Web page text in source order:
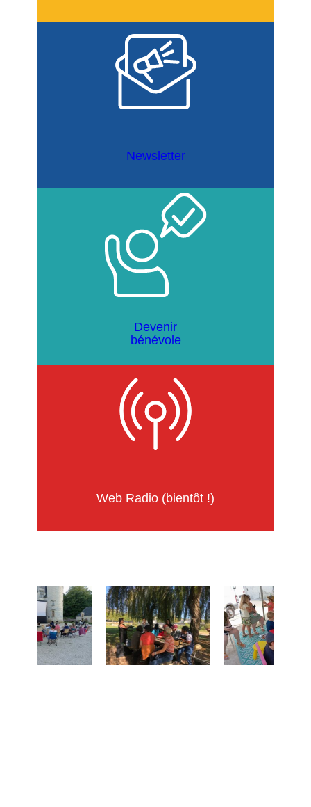
Newsletter
Devenir
bénévole
Web Radio (bientôt !)